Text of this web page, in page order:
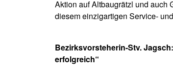
Aktion auf Altbaugrätzl und auch
diesem einzigartigen Service-
Bezirksvorsteherin-Stv.
erfolgreich“